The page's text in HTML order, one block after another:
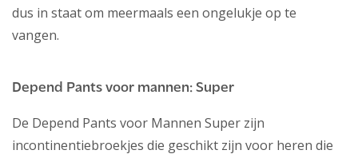
dus in staat om meermaals een ongelukje op te
vangen.
Depend Pants voor mannen: Super
De Depend Pants voor Mannen Super zijn
incontinentiebroekjes die geschikt zijn voor heren die